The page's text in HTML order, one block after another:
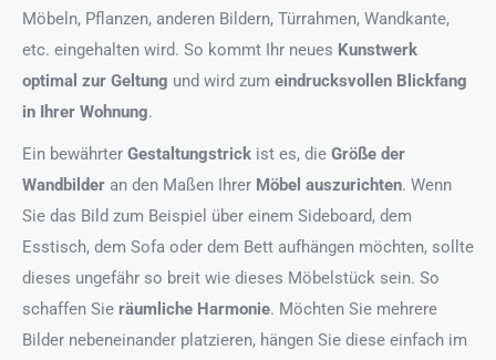
Möbeln, Pflanzen, anderen Bildern, Türrahmen, Wandkante,
etc. eingehalten wird. So kommt Ihr neues Kunstwerk
optimal zur Geltung und wird zum eindrucksvollen Blickfang
in Ihrer Wohnung.
Ein bewährter Gestaltungstrick ist es, die Größe der
Wandbilder an den Maßen Ihrer Möbel auszurichten. Wenn
Sie das Bild zum Beispiel über einem Sideboard, dem
Esstisch, dem Sofa oder dem Bett aufhängen möchten, sollte
dieses ungefähr so breit wie dieses Möbelstück sein. So
schaffen Sie räumliche Harmonie. Möchten Sie mehrere
Bilder nebeneinander platzieren, hängen Sie diese einfach im